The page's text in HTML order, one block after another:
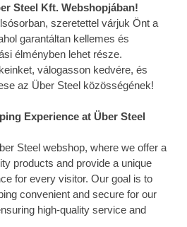
Steel Kft. Webshopjában!
szeretettel várjuk Önt a
garantáltan kellemes és
élményben lehet része.
válogasson kedvére, és
az Über Steel közösségének!
Experience at Über Steel
Steel webshop, where we offer a
products and provide a unique
for every visitor. Our goal is to
convenient and secure for our
high-quality service and